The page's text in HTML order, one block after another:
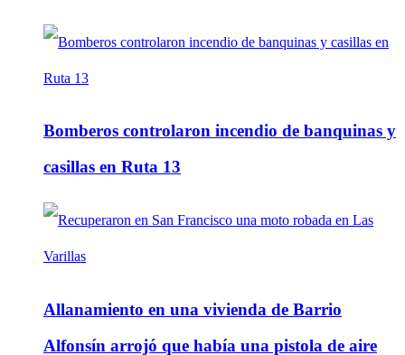
Bomberos controlaron incendio de banquinas y
casillas en Ruta 13
Allanamiento en una vivienda de Barrio
Alfonsín arrojó que había una pistola de aire